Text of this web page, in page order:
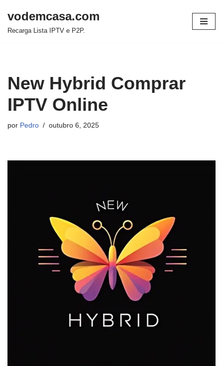
Pular
vodemcasa.com
Recarga Lista IPTV e P2P.
New Hybrid Comprar
IPTV Online
por Pedro outubro 6, 2025